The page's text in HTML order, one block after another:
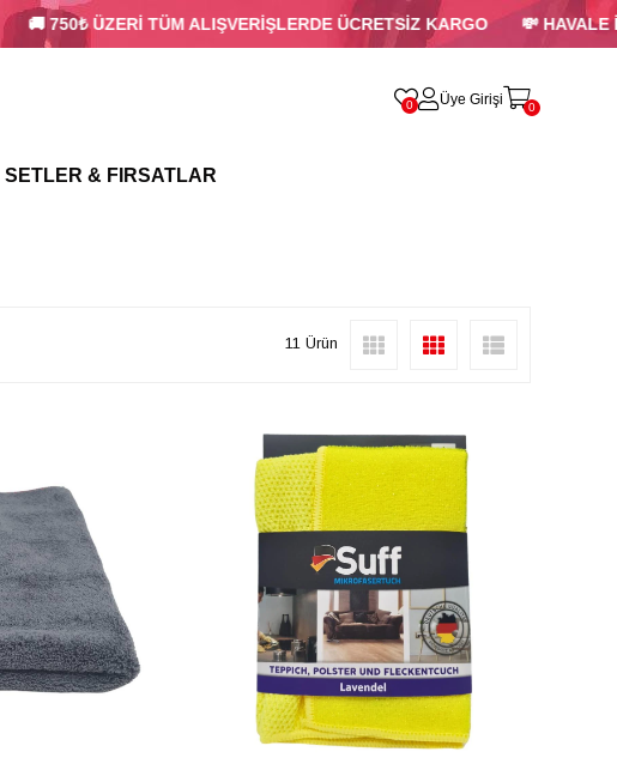
🚚 750₺ ÜZERİ TÜM ALIŞVERİŞLERDE ÜCRETSİZ KARGO 💸 HAVALE İLE
0 Üye Girişi 0
SETLER & FIRSATLAR
11 Ürün